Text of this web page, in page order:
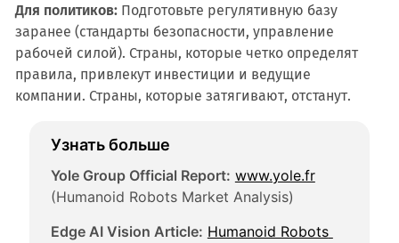
Для политиков:Подготовьте регулятивную базу
заранее (стандарты безопасности, управление
рабочей силой). Страны, которые четко определят
правила, привлекут инвестиции и ведущие
компании. Страны, которые затягивают, отстанут.
Узнать больше
Yole Group Official Report: www.yole.fr
(Humanoid Robots Market Analysis)
Edge AI Vision Article: Humanoid Robots